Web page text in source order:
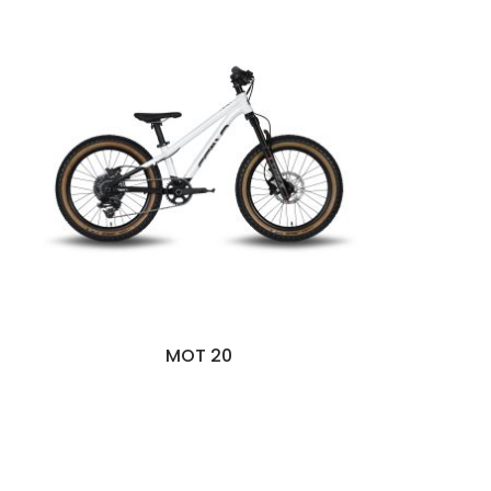
MOT 20